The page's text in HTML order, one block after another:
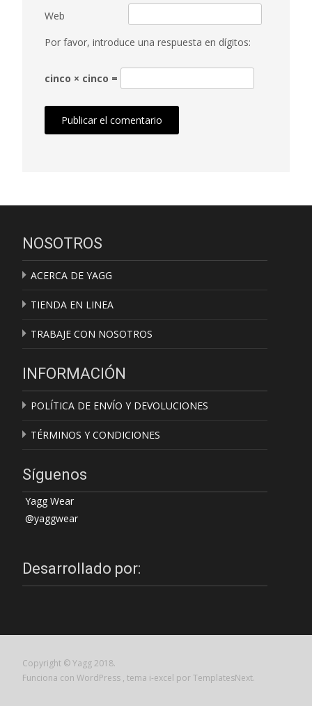
Web
Por favor, introduce una respuesta en dígitos:
cinco × cinco =
NOSOTROS
ACERCA DE YAGG
TIENDA EN LINEA
TRABAJE CON NOSOTROS
INFORMACIÓN
POLÍTICA DE ENVÍO Y DEVOLUCIONES
TÉRMINOS Y CONDICIONES
Síguenos
Yagg Wear
@yaggwear
Desarrollado por:
Copyright © Yagg 2018.
Funciona con WordPress , tema i-excel por TemplatesNext.